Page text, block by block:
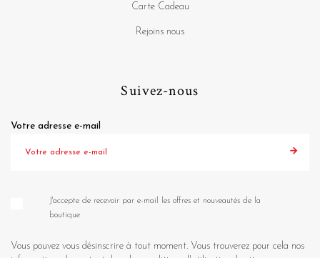
Carte Cadeau
Rejoins nous
Suivez-nous
Votre adresse e-mail
J'accepte de recevoir par e-mail les offres et nouveautés de la
boutique
Vous pouvez vous désinscrire à tout moment. Vous trouverez pour cela nos